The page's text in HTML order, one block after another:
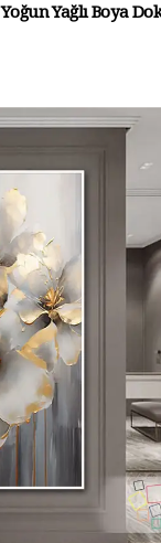
Yağlı Boya